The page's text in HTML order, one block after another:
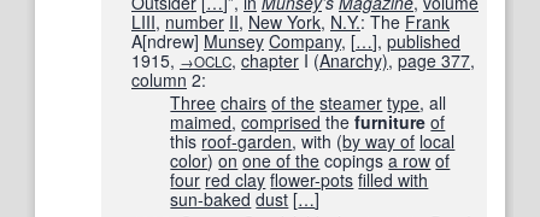
LIII, number II, New York, N.Y.: The Frank
A[ndrew] Munsey Company, […], published
1915, →OCLC, chapter I (Anarchy), page 377,
column 2:
Three chairs of the steamer type, all
maimed,comprised thefurniture of
this roof-garden, with (by way of local
color)on one of the copingsa row of
four red clay flower-pots filled with
sun-baked dust […]